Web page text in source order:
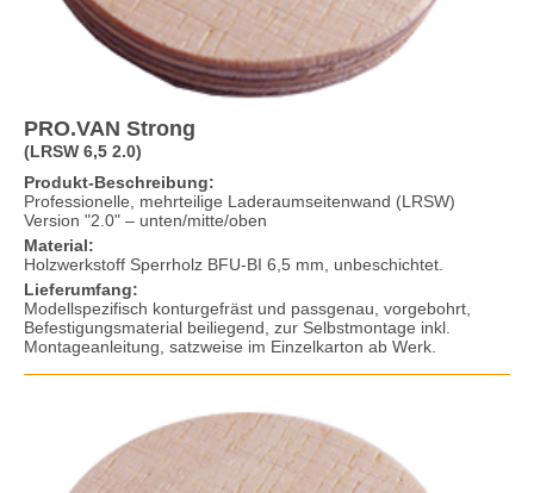
PRO.VAN Strong
(LRSW 6,5 2.0)
Produkt-Beschreibung:
Professionelle, mehrteilige Laderaumseitenwand (LRSW)
Version "2.0" – unten/mitte/oben
Material:
Holzwerkstoff Sperrholz BFU-BI 6,5 mm, unbeschichtet.
Lieferumfang:
Modellspezifisch konturgefräst und passgenau, vorgebohrt,
Befestigungsmaterial beiliegend, zur Selbstmontage inkl.
Montageanleitung, satzweise im Einzelkarton ab Werk.